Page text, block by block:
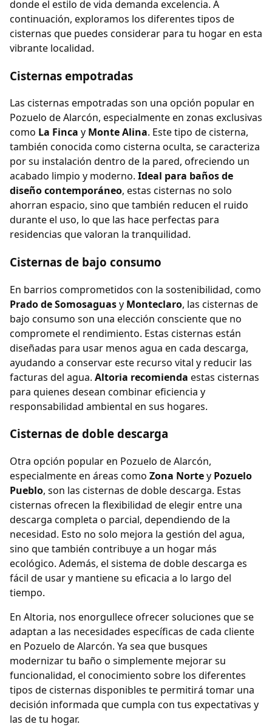
donde el estilo de vida demanda excelencia. A
continuación, exploramos los diferentes tipos de
cisternas que puedes considerar para tu hogar en esta
vibrante localidad.
Cisternas empotradas
Las cisternas empotradas son una opción popular en
Pozuelo de Alarcón, especialmente en zonas exclusivas
como La Finca y Monte Alina. Este tipo de cisterna,
también conocida como cisterna oculta, se caracteriza
por su instalación dentro de la pared, ofreciendo un
acabado limpio y moderno. Ideal para baños de
diseño contemporáneo, estas cisternas no solo
ahorran espacio, sino que también reducen el ruido
durante el uso, lo que las hace perfectas para
residencias que valoran la tranquilidad.
Cisternas de bajo consumo
En barrios comprometidos con la sostenibilidad, como
Prado de Somosaguasy Monteclaro, las cisternas de
bajo consumo son una elección consciente que no
compromete el rendimiento. Estas cisternas están
diseñadas para usar menos agua en cada descarga,
ayudando a conservar este recurso vital y reducir las
facturas del agua. Altoria recomienda estas cisternas
para quienes desean combinar eficiencia y
responsabilidad ambiental en sus hogares.
Cisternas de doble descarga
Otra opción popular en Pozuelo de Alarcón,
especialmente en áreas como Zona Nortey Pozuelo
Pueblo, son las cisternas de doble descarga. Estas
cisternas ofrecen la flexibilidad de elegir entre una
descarga completa o parcial, dependiendo de la
necesidad. Esto no solo mejora la gestión del agua,
sino que también contribuye a un hogar más
ecológico. Además, el sistema de doble descarga es
fácil de usar y mantiene su eficacia a lo largo del
tiempo.
En Altoria, nos enorgullece ofrecer soluciones que se
adaptan a las necesidades específicas de cada cliente
en Pozuelo de Alarcón. Ya sea que busques
modernizar tu baño o simplemente mejorar su
funcionalidad, el conocimiento sobre los diferentes
tipos de cisternas disponibles te permitirá tomar una
decisión informada que cumpla con tus expectativas y
las de tu hogar.